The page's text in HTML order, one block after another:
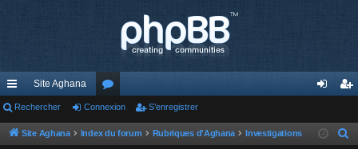
cc
ès
Site Aghana
or
u ne nr
Rechercher Connexion S’enregistrer
Site Aghana Index du forum Rubriques d'Aghana Investigations